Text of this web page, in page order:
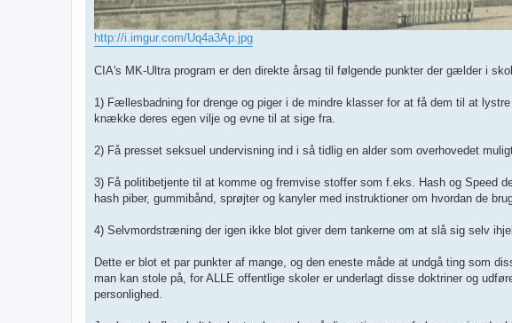
http://i.imgur.com/Uq4a3Ap.jpg
CIA's MK-Ultra program er den direkte årsag til følgende punkter der gælder i
1) Fællesbadning for drenge og piger i de mindre klasser for at få dem til at
knække deres egen vilje og evne til at sige fra.
2) Få presset seksuel undervisning ind i så tidlig en alder som overhovedet
3) Få politibetjente til at komme og fremvise stoffer som f.eks. Hash og Speed
hash piber, gummibånd, sprøjter og kanyler med instruktioner om hvordan de
4) Selvmordstræning der igen ikke blot giver dem tankerne om at slå sig selv
Dette er blot et par punkter af mange, og den eneste måde at undgå ting som
man kan stole på, for ALLE offentlige skoler er underlagt disse doktriner og
personlighed.